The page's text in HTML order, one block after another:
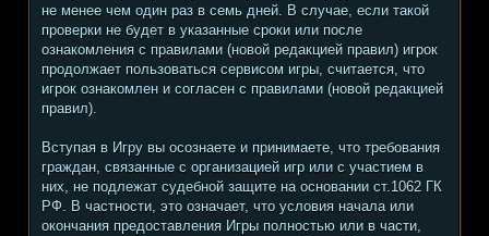
не менее чем один раз в семь дней. В случае, если такой
проверки не будет в указанные сроки или после
ознакомления с правилами (новой редакцией правил) игрок
продолжает пользоваться сервисом игры, считается, что
игрок ознакомлен и согласен с правилами (новой редакцией
правил).
Вступая в Игру вы осознаете и принимаете, что требования
граждан, связанные с организацией игр или с участием в
них, не подлежат судебной защите на основании ст.1062 ГК
РФ. В частности, это означает, что условия начала или
окончания предоставления Игры полностью или в части,